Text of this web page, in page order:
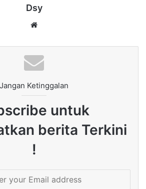
Dsy
Jangan Ketinggalan
untuk
berita Terkini
!